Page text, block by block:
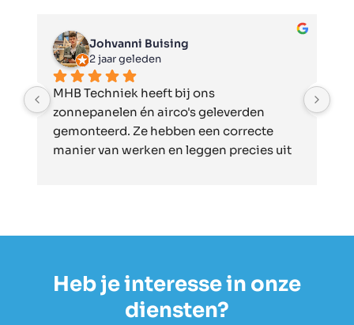
Johvanni Buising
2 jaar geleden
MHB Techniek heeft bij ons
zonnepanelen én airco's geleverden
gemonteerd. Ze hebben een correcte
manier van werken en leggen precies uit
Heb je interesse in onze
diensten?